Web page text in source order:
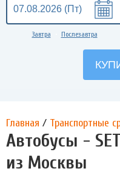
Завтра Послезавтра
Главная / Транспортные
Автобусы -
из Москвы